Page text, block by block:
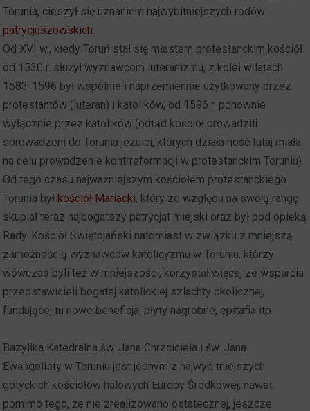
Torunia, cieszył się uznaniem najwybitniejszych rodów
patrycjuszowskich
Od XVI w., kiedy Toruń stał się miastem protestanckim kościół
od 1530 r. służył wyznawcom luteranizmu, z kolei w latach
1583-1596 był wspólnie i naprzemiennie użytkowany przez
protestantów (luteran) i katolików, od 1596 r. ponownie
wyłącznie przez katolików (odtąd kościół prowadzili
sprowadzeni do Torunia jezuici, których działalność tutaj miała
na celu prowadzenie kontrreformacji w protestanckim Toruniu).
Od tego czasu najważniejszym kościołem protestanckiego
Torunia był kościół Mariacki, który ze względu na swoją rangę
skupiał teraz najbogatszy patrycjat miejski oraz był pod opieką
Rady. Kościół Świętojański natomiast w związku z mniejszą
zamożnością wyznawców katolicyzmu w Toruniu, którzy
wówczas byli też w mniejszości, korzystał więcej ze wsparcia
przedstawicieli bogatej katolickiej szlachty okolicznej,
fundującej tu nowe beneficja, płyty nagrobne, epitafia itp.
Bazylika Katedralna św. Jana Chrzciciela i św. Jana
Ewangelisty w Toruniu jest jednym z najwybitniejszych
gotyckich kościołów halowych Europy Środkowej, nawet
pomimo tego, że nie zrealizowano ostatecznej, jeszcze